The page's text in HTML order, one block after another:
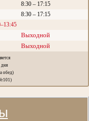
8:30 – 17:15
8:30 – 17:15
Выходной
Выходной
дня
обед)
№101)